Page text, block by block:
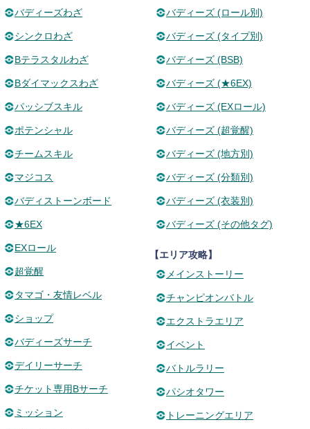
バディーズわざ
シンクロわざ
Bテラスタルわざ
Bダイマックスわざ
パッシブスキル
ポテンシャル
チームスキル
マジコス
バディストーンボード
★6EX
EXロール
超覚醒
タマゴ・友情レベル
ショップ
バディーズサーチ
デイリーサーチ
チケット専用Bサーチ
ミッション
バディーズ (ロール別)
バディーズ (タイプ別)
バディーズ (BSB)
バディーズ (★6EX)
バディーズ (EXロール)
バディーズ (超覚醒)
バディーズ (地方別)
バディーズ (分類別)
バディーズ (衣装別)
バディーズ (その他タグ)
【エリア攻略】
メインストーリー
チャンピオンバトル
エクストラエリア
イベント
バトルラリー
パシオタワー
トレーニングエリア